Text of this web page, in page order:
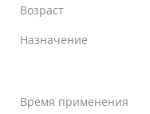
Возраст
Назначение
Время применения